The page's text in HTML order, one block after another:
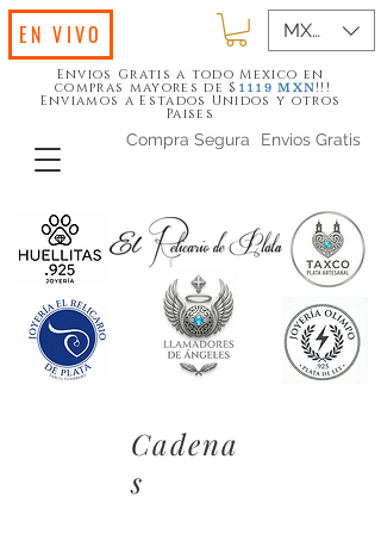
Envios Gratis
Compra Segura
Envios Gratis a todo Mexico en
compras mayores de $ 1119 MXN!!!
Enviamos a Estados Unidos y otros
Paises
MXN ($)
EN VIVO
Cadena
s